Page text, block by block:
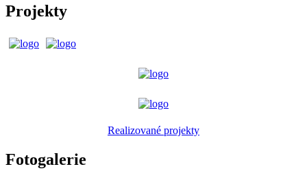
Projekty
Realizované projekty
Fotogalerie